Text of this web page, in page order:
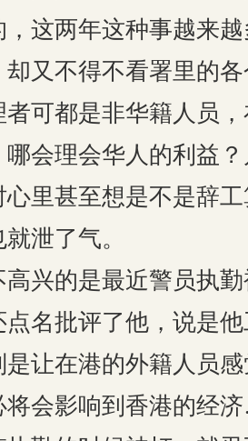
，这两年这种事越来
却又不得不看署里的
者可都是非华籍人员
哪会理会华人的利益
心里甚至想是不是辞
泄了气。
高兴的是最近警员执
点名批评了他，说是
是让在港的外籍人员
将会影响到香港的经